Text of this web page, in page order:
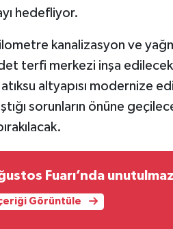
hedefliyor.
kanalizasyon ve
terfi merkezi inşa
altyapısı modernize
sorunların önüne
Fuarı’nda
Görüntüle